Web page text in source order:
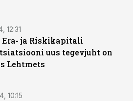
12:31
Era- ja Riskikapitali
uus tegevjuht on
Lehtmets
10:15